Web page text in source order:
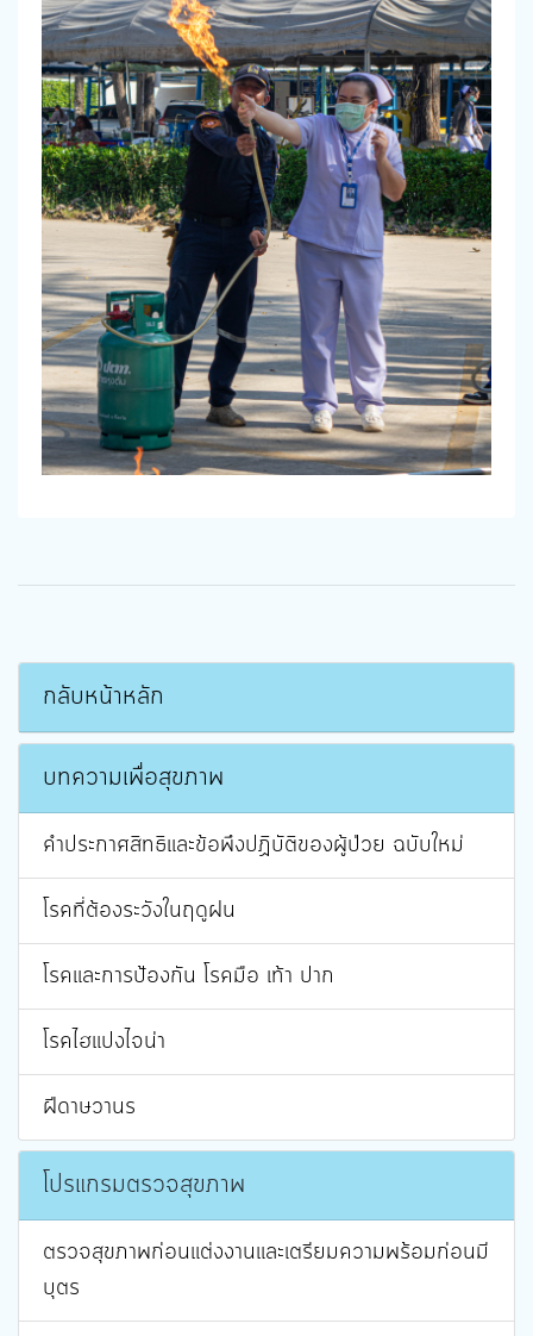
กลับหน้าหลัก
บทความเพื่อสุขภาพ
คำประกาศสิทธิและข้อพึงปฏิบัติของผู้ป่วย ฉบับใหม่
โรคที่ต้องระวังในฤดูฝน
โรคและการป้องกัน โรคมือ เท้า ปาก
โรคไฮแปงไจน่า
ฝีดาษวานร
โปรแกรมตรวจสุขภาพ
ตรวจสุขภาพก่อนแต่งงานและเตรียมความพร้อมก่อนมี
บุตร